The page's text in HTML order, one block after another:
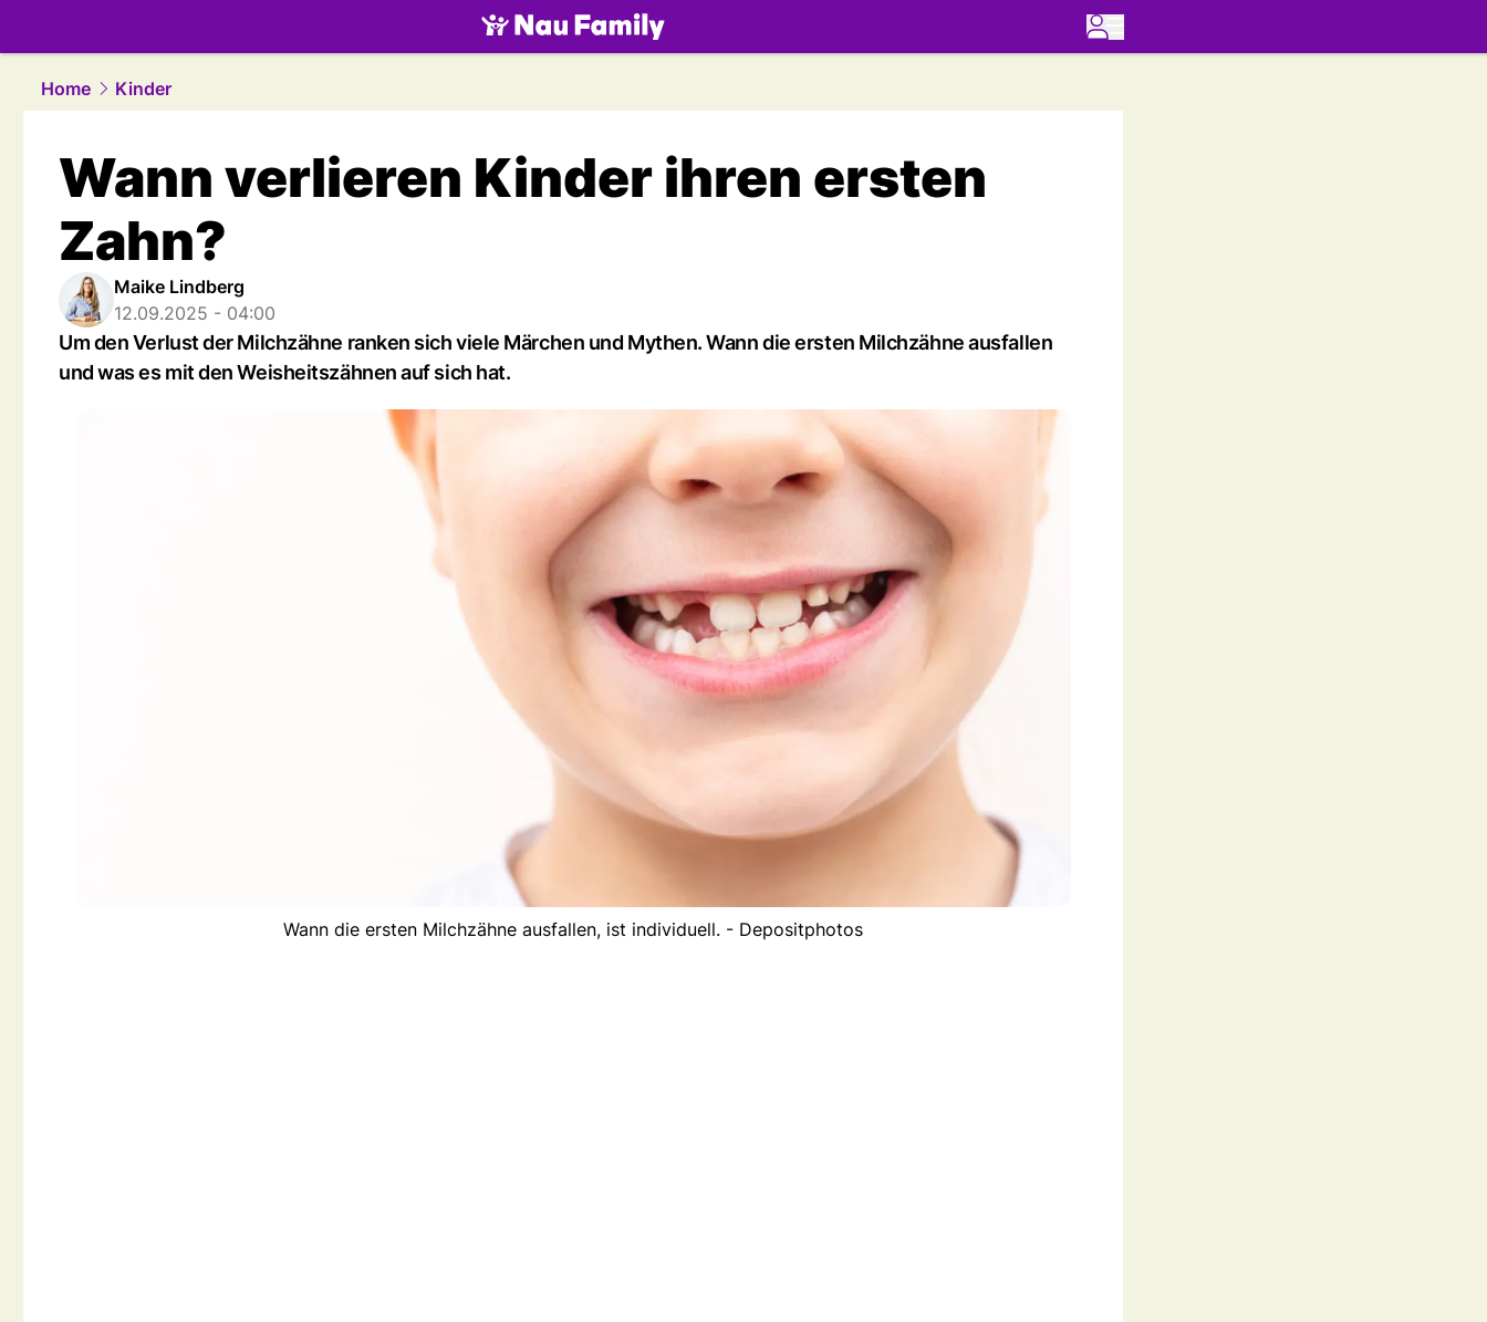
family.NAU.ch
Home
Kinder
Wann verlieren Kinder ihren ersten
Zahn?
Maike Lindberg
12.09.2025 - 04:00
Um den Verlust der Milchzähne ranken sich viele Märchen und Mythen. Wann die ersten Milchzähne ausfallen
und was es mit den Weisheitszähnen auf sich hat.
Wann die ersten Milchzähne ausfallen, ist individuell. - Depositphotos